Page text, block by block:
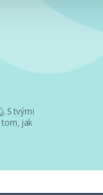
. S tvými
jak